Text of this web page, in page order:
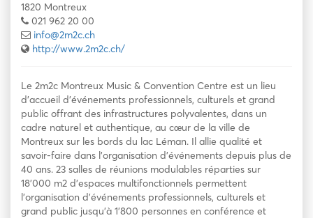
1820 Montreux
021 962 20 00
info@2m2c.ch
http://www.2m2c.ch/
Le 2m2c Montreux Music & Convention Centre est un lieu
d’accueil d’événements professionnels, culturels et grand
public offrant des infrastructures polyvalentes, dans un
cadre naturel et authentique, au cœur de la ville de
Montreux sur les bords du lac Léman. Il allie qualité et
savoir-faire dans l’organisation d’événements depuis plus de
40 ans. 23 salles de réunions modulables réparties sur
18’000 m2 d’espaces multifonctionnels permettent
l’organisation d’événements professionnels, culturels et
grand public jusqu’à 1’800 personnes en conférence et